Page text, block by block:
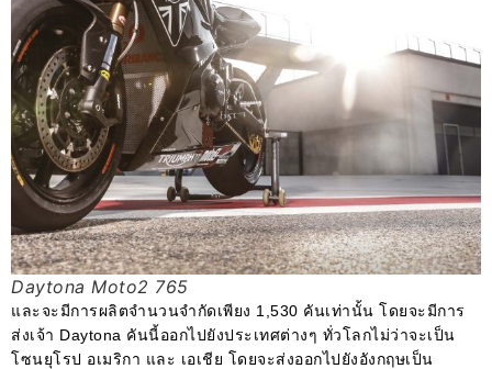
Daytona Moto2 765
และจะมีการผลิตจำนวนจำกัดเพียง 1,530 คันเท่านั้น โดยจะมีการ
ส่งเจ้า Daytona คันนี้ออกไปยังประเทศต่างๆ ทั่วโลกไม่ว่าจะเป็น
โซนยุโรป อเมริกา และ เอเชีย โดยจะส่งออกไปยังอังกฤษเป็น